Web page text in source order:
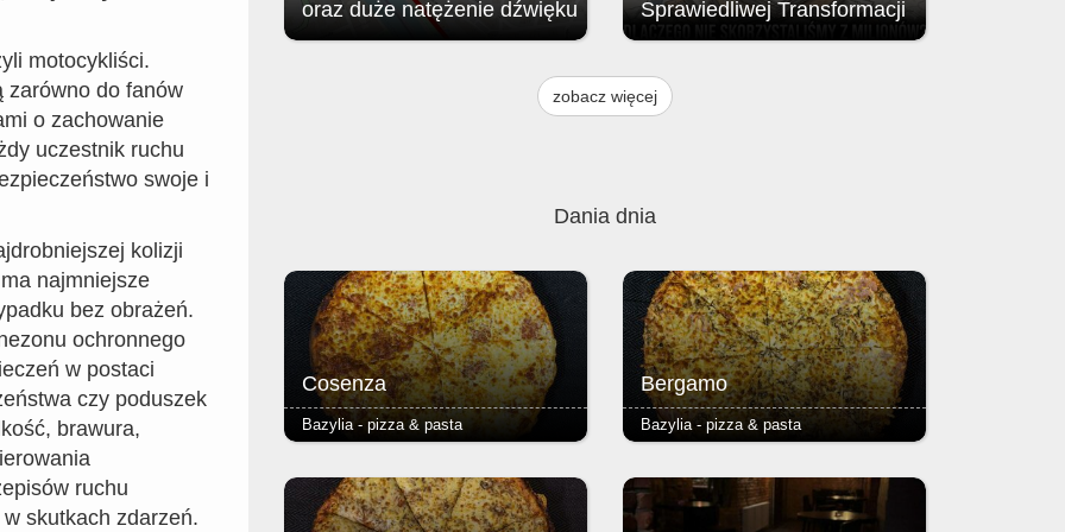
motocykliści.
zarówno do fanów
o zachowanie
uczestnik ruchu
swoje i
kolizji
najmniejsze
bez obrażeń.
ochronnego
w postaci
czy poduszek
brawura,
ruchu
skutkach zdarzeń.
oraz duże natężenie dźwięku
magistrat: w związku z organizacją
Soundystem Street Festival 2026, w
Sprawiedliwej Transformacji
na rzecz Sprawiedliwej Transformacji
(FST / JTF – Just Transition Fund;
zobacz więcej
Dania dnia
Cosenza
jest Margherita (sos pomidorowy, ser i
oregano) - ciasto puszyste lub razowe,
grube lub cienkie - dodatkowy ser 2,50
Bazylia - pizza & pasta
Bergamo
pizzy jest Margherita (sos
pomidorowy, ser i oregano) - ciasto
puszyste lub razowe, grube lub cienkie
Bazylia - pizza & pasta